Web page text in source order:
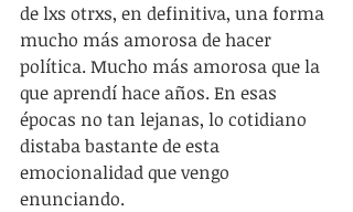
de lxs otrxs, en definitiva, una forma
mucho más amorosa de hacer
política. Mucho más amorosa que la
que aprendí hace años. En esas
épocas no tan lejanas, lo cotidiano
distaba bastante de esta
emocionalidad que vengo
enunciando.